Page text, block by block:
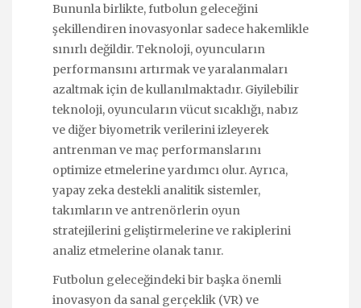
Bununla birlikte, futbolun geleceğini
şekillendiren inovasyonlar sadece hakemlikle
sınırlı değildir. Teknoloji, oyuncuların
performansını artırmak ve yaralanmaları
azaltmak için de kullanılmaktadır. Giyilebilir
teknoloji, oyuncuların vücut sıcaklığı, nabız
ve diğer biyometrik verilerini izleyerek
antrenman ve maç performanslarını
optimize etmelerine yardımcı olur. Ayrıca,
yapay zeka destekli analitik sistemler,
takımların ve antrenörlerin oyun
stratejilerini geliştirmelerine ve rakiplerini
analiz etmelerine olanak tanır.
Futbolun geleceğindeki bir başka önemli
inovasyon da sanal gerçeklik (VR) ve